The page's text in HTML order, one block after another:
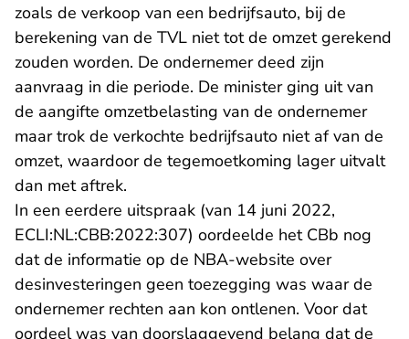
zoals de verkoop van een bedrijfsauto, bij de
berekening van de TVL niet tot de omzet gerekend
zouden worden. De ondernemer deed zijn
aanvraag in die periode. De minister ging uit van
de aangifte omzetbelasting van de ondernemer
maar trok de verkochte bedrijfsauto niet af van de
omzet, waardoor de tegemoetkoming lager uitvalt
dan met aftrek.
In een eerdere uitspraak (van 14 juni 2022,
ECLI:NL:CBB:2022:307- U verlaat Rechtspraak.nl
) oordeelde het CBb nog
dat de informatie op de NBA-website over
desinvesteringen geen toezegging was waar de
ondernemer rechten aan kon ontlenen. Voor dat
oordeel was van doorslaggevend belang dat de